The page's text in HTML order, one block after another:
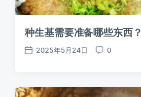
种生基需要准备哪些东西？
发
期
2025年5月24日
评
0